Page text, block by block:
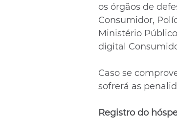
os órgãos de
Consumidor,
Ministério
digital
Caso se
sofrerá as
Registro do